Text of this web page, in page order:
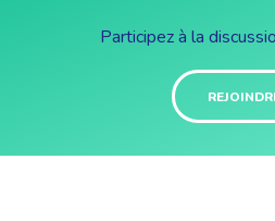
Participez à la